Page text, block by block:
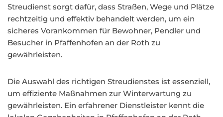
Streudienst sorgt dafür, dass Straßen, Wege und Plätze
rechtzeitig und effektiv behandelt werden, um ein
sicheres Vorankommen für Bewohner, Pendler und
Besucher in Pfaffenhofen an der Roth zu
gewährleisten.
Die Auswahl des richtigen Streudienstes ist essenziell,
um effiziente Maßnahmen zur Winterwartung zu
gewährleisten. Ein erfahrener Dienstleister kennt die